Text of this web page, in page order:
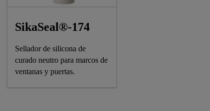
SikaSeal®-174
Sellador de silicona de
curado neutro para marcos de
ventanas y puertas.